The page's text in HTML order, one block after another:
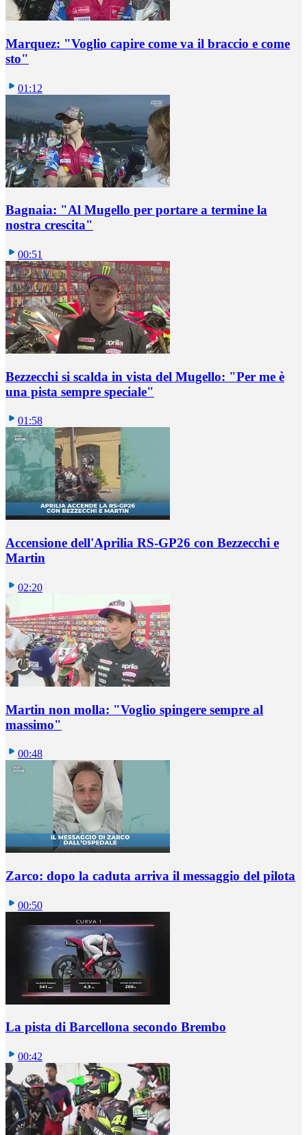
Marquez: "Voglio capire come va il braccio e come
sto"
01:12
Bagnaia: "Al Mugello per portare a termine la
nostra crescita"
00:51
Bezzecchi si scalda in vista del Mugello: "Per me è
una pista sempre speciale"
01:58
Accensione dell'Aprilia RS-GP26 con Bezzecchi e
Martin
02:20
Martin non molla: "Voglio spingere sempre al
massimo"
00:48
Zarco: dopo la caduta arriva il messaggio del pilota
00:50
La pista di Barcellona secondo Brembo
00:42